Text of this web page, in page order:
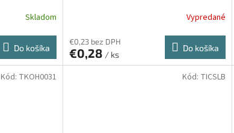
Skladom
Do košíka
Vypredané
€0,23 bez DPH
€0,28 / ks
Do košíka
Kód: TKOH0031 Kód: TICSLB